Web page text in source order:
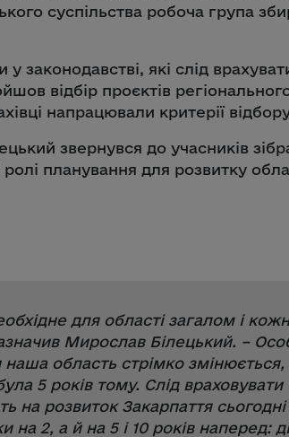
суспільства робоча група
у законодавстві, які слід
відбір проєктів
напрацювали критерії
звернувся до учасників
планування для розвитку
для області загалом і
Мирослав Білецький. –
наша область стрімко
5 років тому. Слід враховувати
на розвиток Закарпаття сьогодні
на 2, а й на 5 і 10 років наперед: